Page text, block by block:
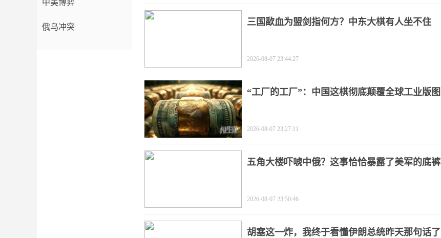
中美博弈
俄乌冲突 三国歃血为盟剑指何方？中东大棋有人坐不住
2026-08-07 23:44:27
“工厂的工厂”：中国这棋彻底颠覆全球工业版图
2026-08-07 23:27:11
五角大楼吓唬中俄？这事恰恰暴露了美军的底裤
2026-08-07 23:50:46
胡塞这一炸，我终于看懂伊朗总统昨天那句话了